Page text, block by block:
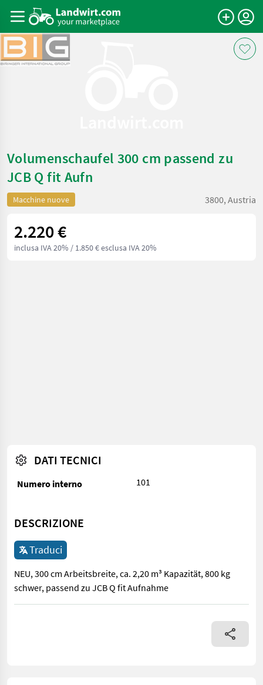
Volumenschaufel 300 cm passend zu
JCB Q fit Aufn
Macchine nuove 3800, Austria
2.220 €
inclusa IVA 20% / 1.850 € esclusa IVA 20%
DATI TECNICI
Numero interno 101
DESCRIZIONE
Traduci
NEU, 300 cm Arbeitsbreite, ca. 2,20 m³ Kapazität, 800 kg
schwer, passend zu JCB Q fit Aufnahme
NEU, 300 cm Arbeitsbreite, ca. 2,20 m³ Kapazität, 800 kg